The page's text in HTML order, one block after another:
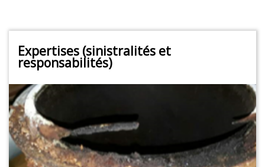
Expertises (sinistralités et
responsabilités)